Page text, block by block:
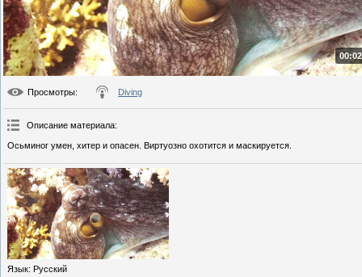
Просмотры: Diving
Описание материала:
Осьминог умен, хитер и опасен. Виртуозно охотится и маскируется.
Язык: Русский